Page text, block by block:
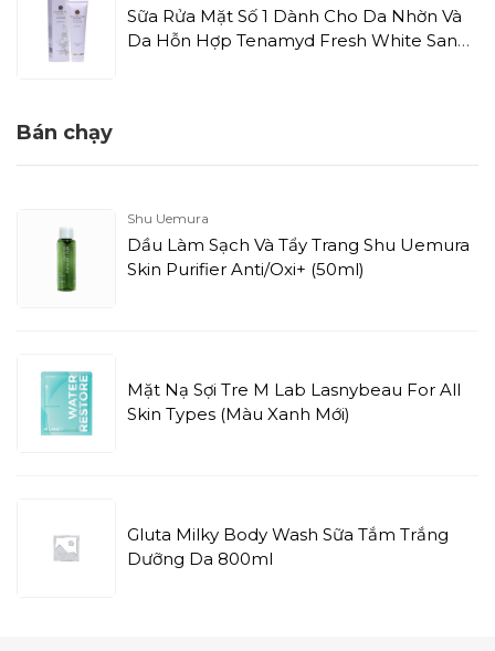
Sữa Rửa Mặt Số 1 Dành Cho Da Nhờn Và
Da Hỗn Hợp Tenamyd Fresh White Sand
Bán chạy
Shu Uemura
Dầu Làm Sạch Và Tẩy Trang Shu Uemura
Skin Purifier Anti/Oxi+ (50ml)
Mặt Nạ Sợi Tre M Lab Lasnybeau For All
Skin Types (Màu Xanh Mới)
Gluta Milky Body Wash Sữa Tắm Trắng
Dưỡng Da 800ml